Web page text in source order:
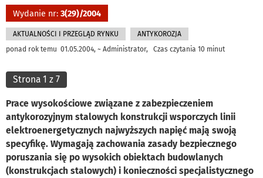
Wydanie nr: 3(29)/2004
AKTUALNOŚCI I PRZEGLĄD RYNKU
ANTYKOROZJA
ponad rok temu 01.05.2004, ~ Administrator, Czas czytania 10 minut
Strona 1 z 7
Prace wysokościowe związane z zabezpieczeniem
antykorozyjnym stalowych konstrukcji wsporczych linii
elektroenergetycznych najwyższych napięć mają swoją
specyfikę. Wymagają zachowania zasady bezpiecznego
poruszania się po wysokich obiektach budowlanych
(konstrukcjach stalowych) i konieczności specjalistycznego